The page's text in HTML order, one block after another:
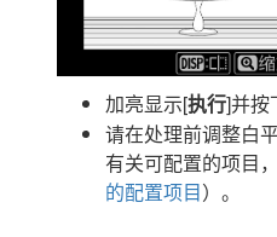
加亮显示[执行]并按
请在处理前调整白
有关可配置的项目
的配置项目）。